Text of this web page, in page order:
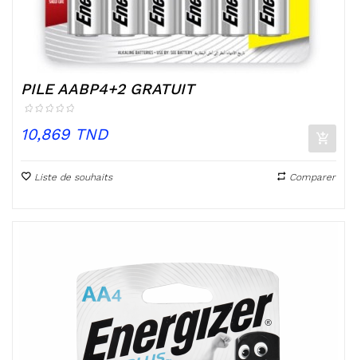
PILE AABP4+2 GRATUIT
Prix
10,869 TND
Liste de souhaits Comparer